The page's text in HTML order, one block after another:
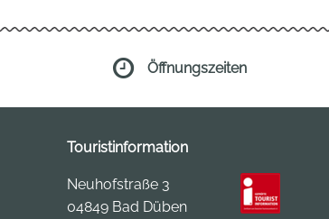
Öffnungszeiten
Touristinformation
Neuhofstraße 3
04849 Bad Düben